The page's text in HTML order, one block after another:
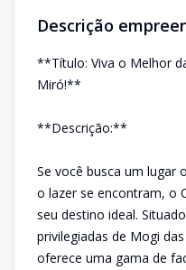
Descrição
**Título: Viva o Melhor
Miró!**
**Descrição:**
Se você busca um lugar
o lazer se encontram, o
seu destino ideal.
privilegiadas de Mogi
oferece uma gama de